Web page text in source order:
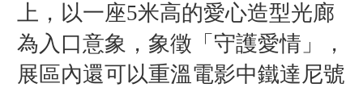
上，以一座5米高的愛心造型光廊
為入口意象，象徵「守護愛情」，
展區內還可以重溫電影中鐵達尼號